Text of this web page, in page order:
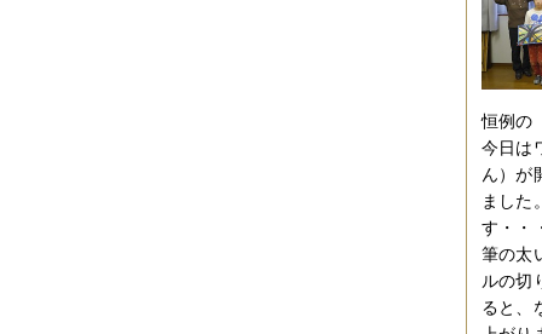
恒例の
今日は
ん）が
ました
す・・
筆の太
ルの切
ると、